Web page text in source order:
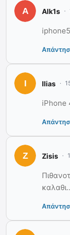
Alk1s
iphone5
Ilias
iPhone
Zisis